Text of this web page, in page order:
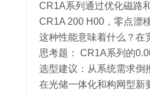
CR1A系列通过优化磁路
CR1A 200 H00，零点漂
这种性能意味着什么？在
思考题： CR1A系列的
选型建议：从系统需求倒
在光储一体化和构网型新